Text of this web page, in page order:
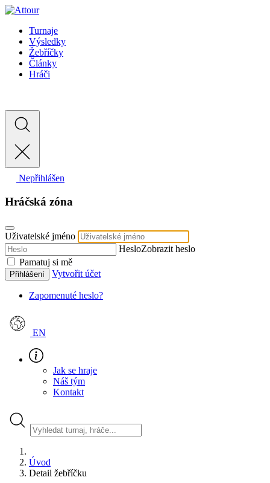
Turnaje
Výsledky
Žebříčky
Články
Hráči
Nepřihlášen
Hráčská zóna
Uživatelské jméno
HesloZobrazit heslo
Pamatuj si mě
Přihlášení Vytvořit účet
Zapomenuté heslo?
EN
Jak se hraje
Náš tým
Kontakt
Úvod
Detail žebříčku